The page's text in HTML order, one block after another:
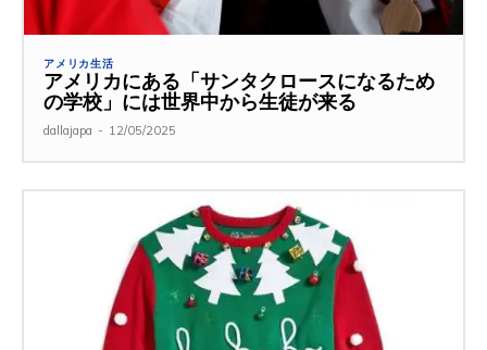
アメリカ生活
アメリカにある「サンタクロースになるため
の学校」には世界中から生徒が来る
dallajapa - 12/05/2025